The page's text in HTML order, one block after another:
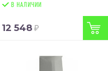
В НАЛИЧИИ
12 548